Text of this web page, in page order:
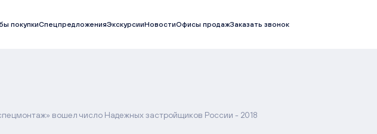
покупкиСпецпредложенияЭкскурсииНовостиОфисы продажЗаказать звонок
вошел число Надежных застройщиков России - 2018